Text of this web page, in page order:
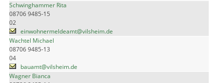
Schwinghammer Rita
08706 9485-15
02
einwohnermeldeamt@vilsheim.de
Wachtel Michael
08706 9485-13
04
bauamt@vilsheim.de
Wagner Bianca